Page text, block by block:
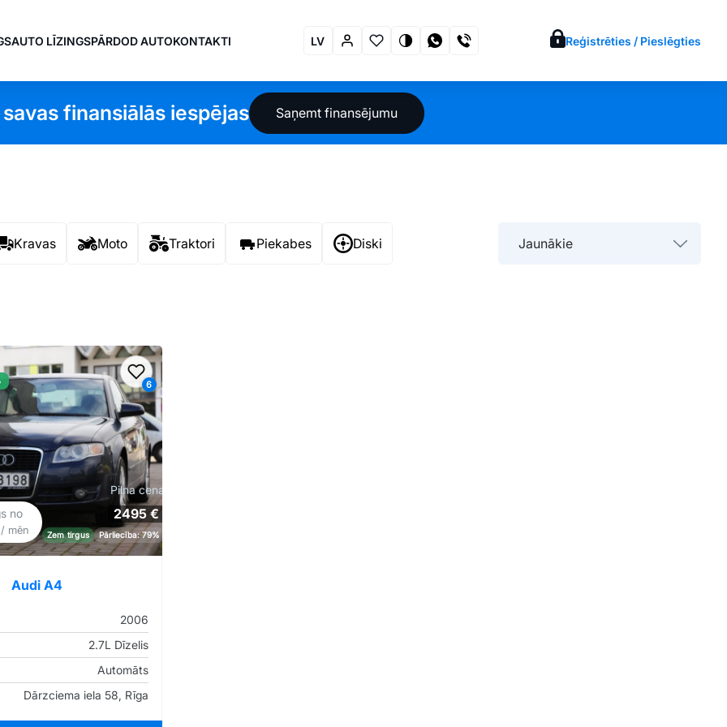
AUTO LĪZINGSPĀRDOD AUTOKONTAKTI LV Reģistrēties / Pieslēgties
finansiālās iespējas Saņemt finansējumu
Jaunākie
Kravas Moto Traktori Piekabes Diski
6
Pievienot favorītiem
no
/ mēn
Pilna cena
2495 €
Zem tirgus Pārliecība: 79%
Audi A4
2006
2.7L Dīzelis
Automāts
Dārzciema iela 58, Rīga